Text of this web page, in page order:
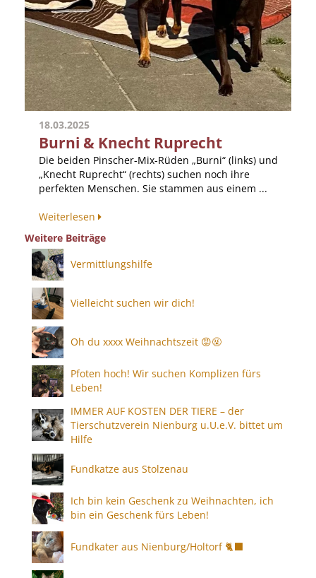
18.03.2025
Burni & Knecht Ruprecht
Die beiden Pinscher-Mix-Rüden „Burni“ (links) und
„Knecht Ruprecht“ (rechts) suchen noch ihre
perfekten Menschen. Sie stammen aus einem ...
Weiterlesen
Weitere Beiträge
Vermittlungshilfe
Vielleicht suchen wir dich!
Oh du xxxx Weihnachtszeit 😡🤬
Pfoten hoch! Wir suchen Komplizen fürs
Leben!
IMMER AUF KOSTEN DER TIERE – der
Tierschutzverein Nienburg u.U.e.V. bittet um
Hilfe
Fundkatze aus Stolzenau
Ich bin kein Geschenk zu Weihnachten, ich
bin ein Geschenk fürs Leben!
Fundkater aus Nienburg/Holtorf 🐈‍⬛